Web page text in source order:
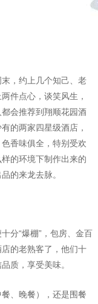
，约上几个知己、老
件点心，谈笑风生，
会推荐到翔顺花园酒
的两家四星级酒店，
香味俱全，特别受欢
的环境下制作出来的
的来龙去脉。
分“爆棚”，包房、金百
的老熟客了，他们十
质，享受美味。
、晚餐），还是围餐